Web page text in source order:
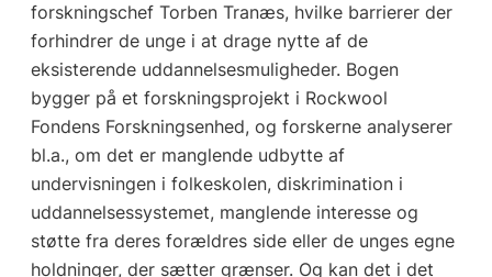
forskningschef Torben Tranæs, hvilke barrierer der
forhindrer de unge i at drage nytte af de
eksisterende uddannelsesmuligheder. Bogen
bygger på et forskningsprojekt i Rockwool
Fondens Forskningsenhed, og forskerne analyserer
bl.a., om det er manglende udbytte af
undervisningen i folkeskolen, diskrimination i
uddannelsessystemet, manglende interesse og
støtte fra deres forældres side eller de unges egne
holdninger, der sætter grænser. Og kan det i det